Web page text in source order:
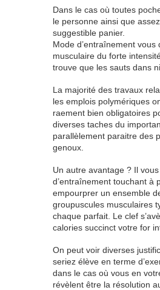
Dans le cas où toutes
le personne ainsi que
suggestible panier.
Mode d’entraînement
musculaire du forte
trouve que les sauts dans
La majorité des travaux
les emplois polymériques
raement bien obligatoires
diverses taches du
parallèlement paraitre des
genoux.
Un autre avantage ? Il
d’entraînement touchant à
empourprer un ensemble
groupuscules musculaires
chaque parfait. Le clef
calories succinct votre for
On peut voir diverses
seriez élève en terme
dans le cas où vous en
révèlent être la résolution